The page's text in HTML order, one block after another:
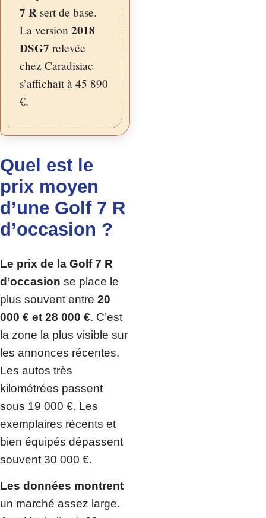
7 R sert de base.
La version 2018
DSG7 relevée
chez Caradisiac
s’affichait à 45 890
€.
Quel est le
prix moyen
d’une Golf 7 R
d’occasion ?
Le prix de la Golf 7 R
d’occasion se place le
plus souvent entre 20
000 € et 28 000 €. C’est
la zone la plus visible sur
les annonces récentes.
Les autos très
kilométrées passent
sous 19 000 €. Les
exemplaires récents et
bien équipés dépassent
souvent 30 000 €.
Les données montrent
un marché assez large.